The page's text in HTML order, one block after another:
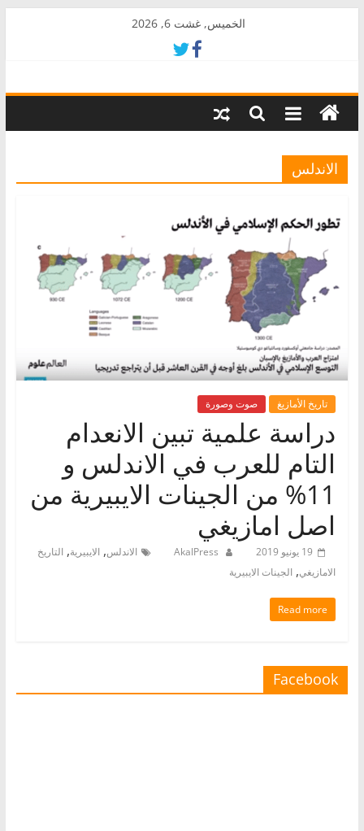
الخميس, غشت 6, 2026
AkalPress
منبر
المغرب
الاندلس
تاريخ الأمازيغ صوت وصورة
دراسة علمية تبين الانعدام
التام للعرب في الاندلس و
11% من الجينات الايبيرية من
اصل امازيغي
19 يونيو 2019 AkalPress الاندلس, الايبيرية, التاريخ
الامازيغي, الجينات الايبيرية
Read more
Facebook